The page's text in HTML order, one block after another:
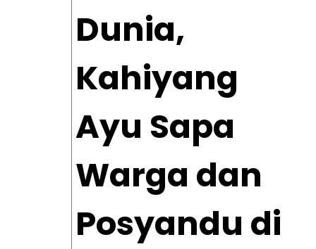
Dunia,
Kahiyang
Ayu Sapa
Warga dan
Posyandu di